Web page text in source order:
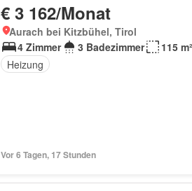
€ 3 162/Monat
Aurach bei Kitzbühel, Tirol
4 Zimmer
3 Badezimmer
115 m²
Heizung
Vor 6 Tagen, 17 Stunden